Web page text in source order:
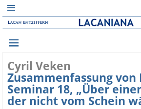
Cyril Veken
Zusammenfassung von
Seminar 18, „Über
der nicht vom Schein